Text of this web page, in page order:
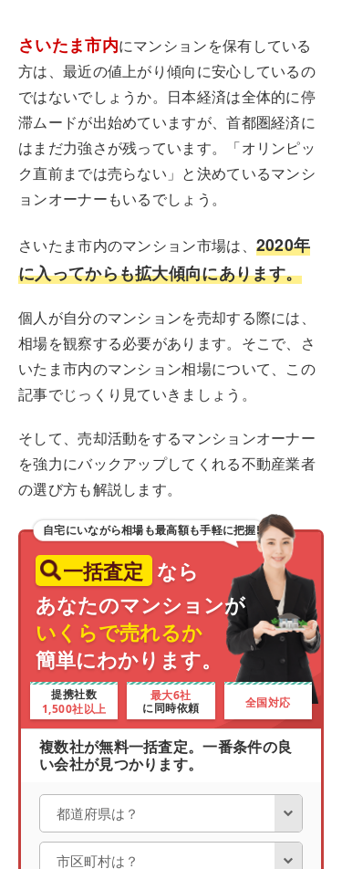
さいたま市内にマンションを保有している
方は、最近の値上がり傾向に安心しているの
ではないでしょうか。日本経済は全体的に停
滞ムードが出始めていますが、首都圏経済に
はまだ力強さが残っています。「オリンピッ
ク直前までは売らない」と決めているマンシ
ョンオーナーもいるでしょう。
さいたま市内のマンション市場は、 2020年
に入ってからも拡大傾向にあります。
個人が自分のマンションを売却する際には、
相場を観察する必要があります。そこで、さ
いたま市内のマンション相場について、この
記事でじっくり見ていきましょう。
そして、売却活動をするマンションオーナー
を強力にバックアップしてくれる不動産業者
の選び方も解説します。
一括査定 なら
あなたのマンションが
いくらで売れるか
簡単にわかります。
提携社数
1,500社以上
最大6社
に同時依頼 全国対応
複数社が無料一括査定。一番条件の良
い会社が見つかります。
自宅にいながら相場も最高額も手軽に把握!